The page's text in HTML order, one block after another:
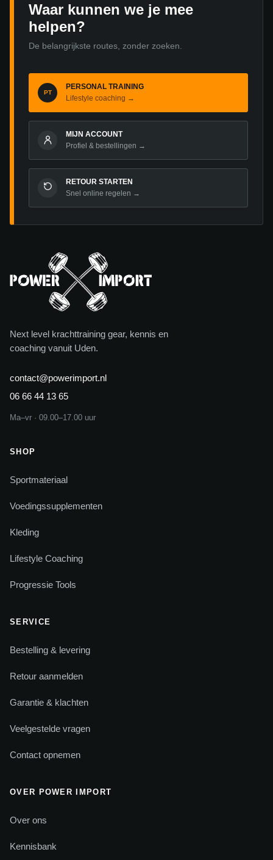
Waar kunnen we je mee
helpen?
De belangrijkste routes, zonder zoeken.
PT
PERSONAL TRAINING
Lifestyle coaching →
MIJN ACCOUNT
Profiel & bestellingen →
RETOUR STARTEN
Snel online regelen →
Next level krachttraining gear, kennis en
coaching vanuit Uden.
contact@powerimport.nl
06 66 44 13 65
Ma–vr · 09.00–17.00 uur
SHOP
Sportmateriaal
Voedingssupplementen
Kleding
Lifestyle Coaching
Progressie Tools
SERVICE
Bestelling & levering
Retour aanmelden
Garantie & klachten
Veelgestelde vragen
Contact opnemen
OVER POWER IMPORT
Over ons
Kennisbank